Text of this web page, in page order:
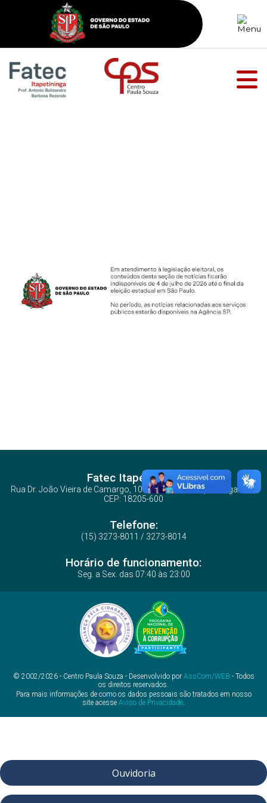
Fatec Itapetininga
Rua Dr. João Vieira de Camargo, 104 - Vila Barth - Itapetininga/SP -
CEP: 18205-600
Telefone:
(15) 3273-8011 / 3273-8014
Horário de funcionamento:
Seg. a Sex. das 07:40 às 23:00
© 2002/2026 - Centro Paula Souza - Desenvolvido por AssCom/WEB - Todos
os direitos reservados.
Para mais informações de como os dados pessoais são tratados em nosso
site acesse Aviso de Privacidade.
Ouvidoria